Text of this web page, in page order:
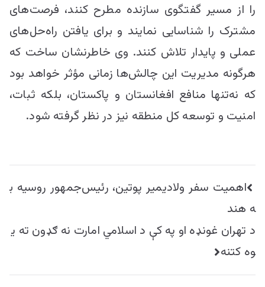
را از مسیر گفتگوی سازنده مطرح کنند، فرصت‌های
مشترک را شناسایی نمایند و برای یافتن راه‌حل‌های
عملی و پایدار تلاش کنند. وی خاطرنشان ساخت که
هرگونه مدیریت این چالش‌ها زمانی مؤثر خواهد بود
که نه‌تنها منافع افغانستان و پاکستان، بلکه ثبات،
امنیت و توسعه کل منطقه نیز در نظر گرفته شود.
راهبری
نوشته
اهمیت سفر ولادیمیر پوتین، رئیس‌جمهور روسیه ب
ه هند
د تهران غونډه او په کې د اسلامي امارت نه ګډون ته ی
وه کتنه